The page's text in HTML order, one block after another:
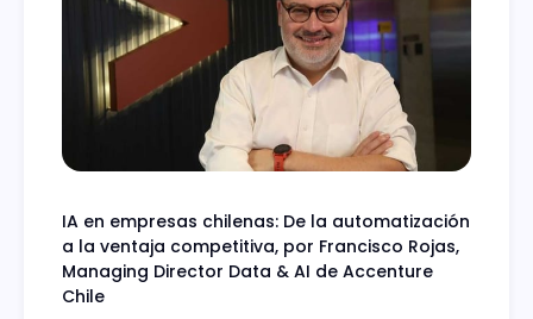
IA en empresas chilenas: De la automatización
a la ventaja competitiva, por Francisco Rojas,
Managing Director Data & AI de Accenture
Chile